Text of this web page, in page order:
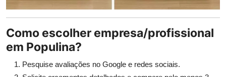
Como escolher empresa/profissional
em Populina?
Pesquise avaliações no Google e redes sociais.